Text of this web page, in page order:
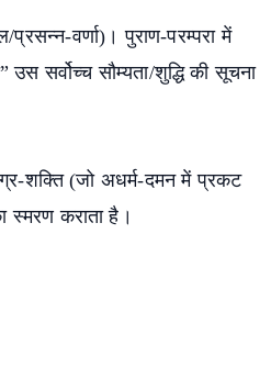
वर्णा)। पुराण-परम्परा में
उस सर्वोच्च सौम्यता/शुद्धि की सूचना
शक्ति (जो अधर्म-दमन में प्रकट
स्मरण कराता है।